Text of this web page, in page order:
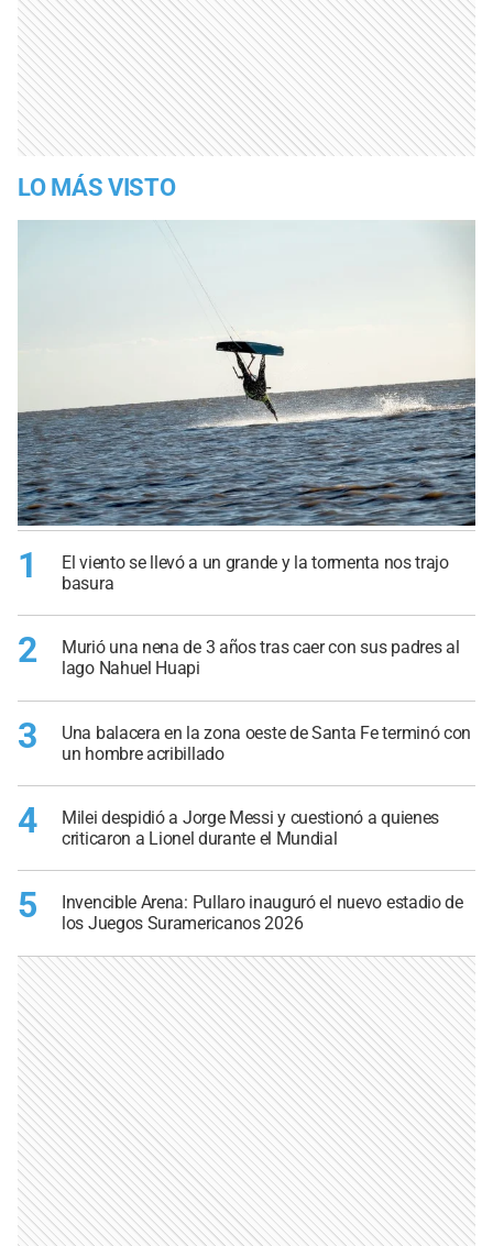
LO MÁS VISTO
1
El viento se llevó a un grande y la tormenta nos trajo
basura
2
Murió una nena de 3 años tras caer con sus padres al
lago Nahuel Huapi
3
Una balacera en la zona oeste de Santa Fe terminó con
un hombre acribillado
4
Milei despidió a Jorge Messi y cuestionó a quienes
criticaron a Lionel durante el Mundial
5
Invencible Arena: Pullaro inauguró el nuevo estadio de
los Juegos Suramericanos 2026